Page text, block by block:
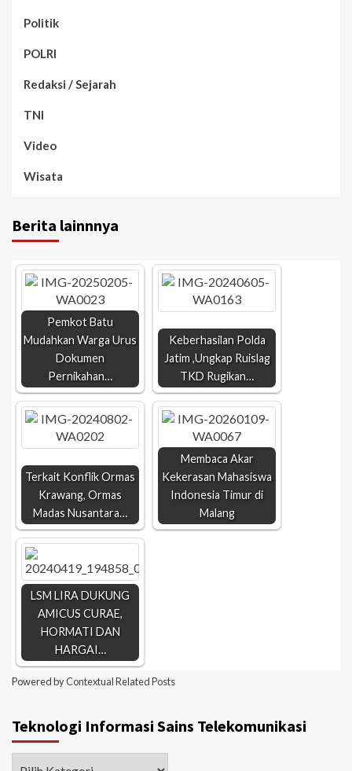
Politik
POLRI
Redaksi / Sejarah
TNI
Video
Wisata
Berita lainnnya
Pemkot Batu
Mudahkan Warga Urus
Dokumen
Pernikahan…
Keberhasilan Polda
Jatim ,Ungkap Ruislag
TKD Rugikan…
Terkait Konflik Ormas
Krawang, Ormas
Madas Nusantara…
Membaca Akar
Kekerasan Mahasiswa
Indonesia Timur di
Malang
LSM LIRA DUKUNG
AMICUS CURAE,
HORMATI DAN
HARGAI…
Powered byContextual Related Posts
Teknologi Informasi Sains Telekomunikasi